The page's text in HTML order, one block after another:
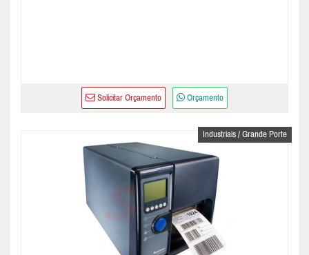
Solicitar Orçamento Orçamento
Industriais / Grande Porte